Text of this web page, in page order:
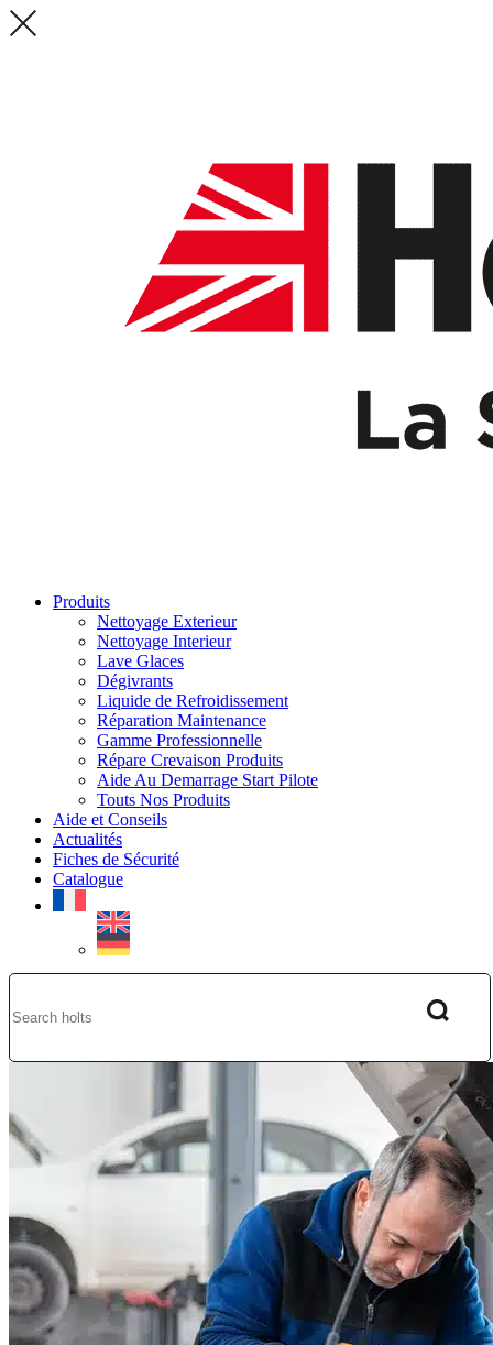
Produits
Nettoyage Exterieur
Nettoyage Interieur
Lave Glaces
Dégivrants
Liquide de Refroidissement
Réparation Maintenance
Gamme Professionnelle
Répare Crevaison Produits
Aide Au Demarrage Start Pilote
Touts Nos Produits
Aide et Conseils
Actualités
Fiches de Sécurité
Catalogue